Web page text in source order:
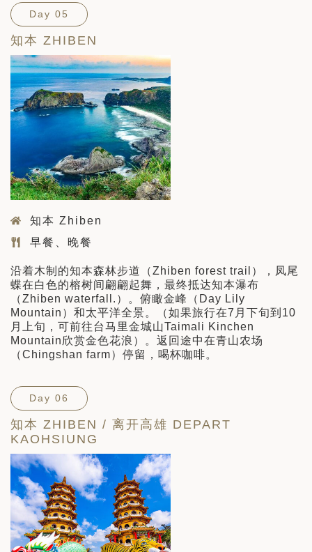
Day 05
知本 ZHIBEN
知本 Zhiben
早餐、晚餐
沿着木制的知本森林步道（Zhiben forest trail），凤尾
蝶在白色的榕树间翩翩起舞，最终抵达知本瀑布
（Zhiben waterfall.）。俯瞰金峰（Day Lily
Mountain）和太平洋全景。（如果旅行在7月下旬到10
月上旬，可前往台马里金城山Taimali Kinchen
Mountain欣赏金色花浪）。返回途中在青山农场
（Chingshan farm）停留，喝杯咖啡。
Day 06
知本 ZHIBEN / 离开高雄 DEPART
KAOHSIUNG